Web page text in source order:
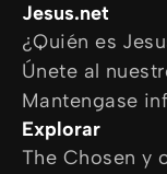
Jesus.net
¿Quién es
Únete al
Mantengase
Explorar
The Chosen y